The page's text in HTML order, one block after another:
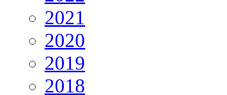
2021
2020
2019
2018